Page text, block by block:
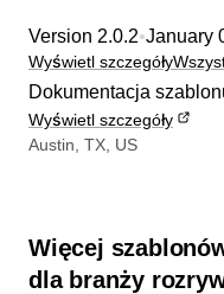
Version 2.0.2•January
Wyświetl szczegóły
Dokumentacja
Wyświetl szczegóły
Dane kontaktowe
Austin, TX, US
Więcej
dla branży